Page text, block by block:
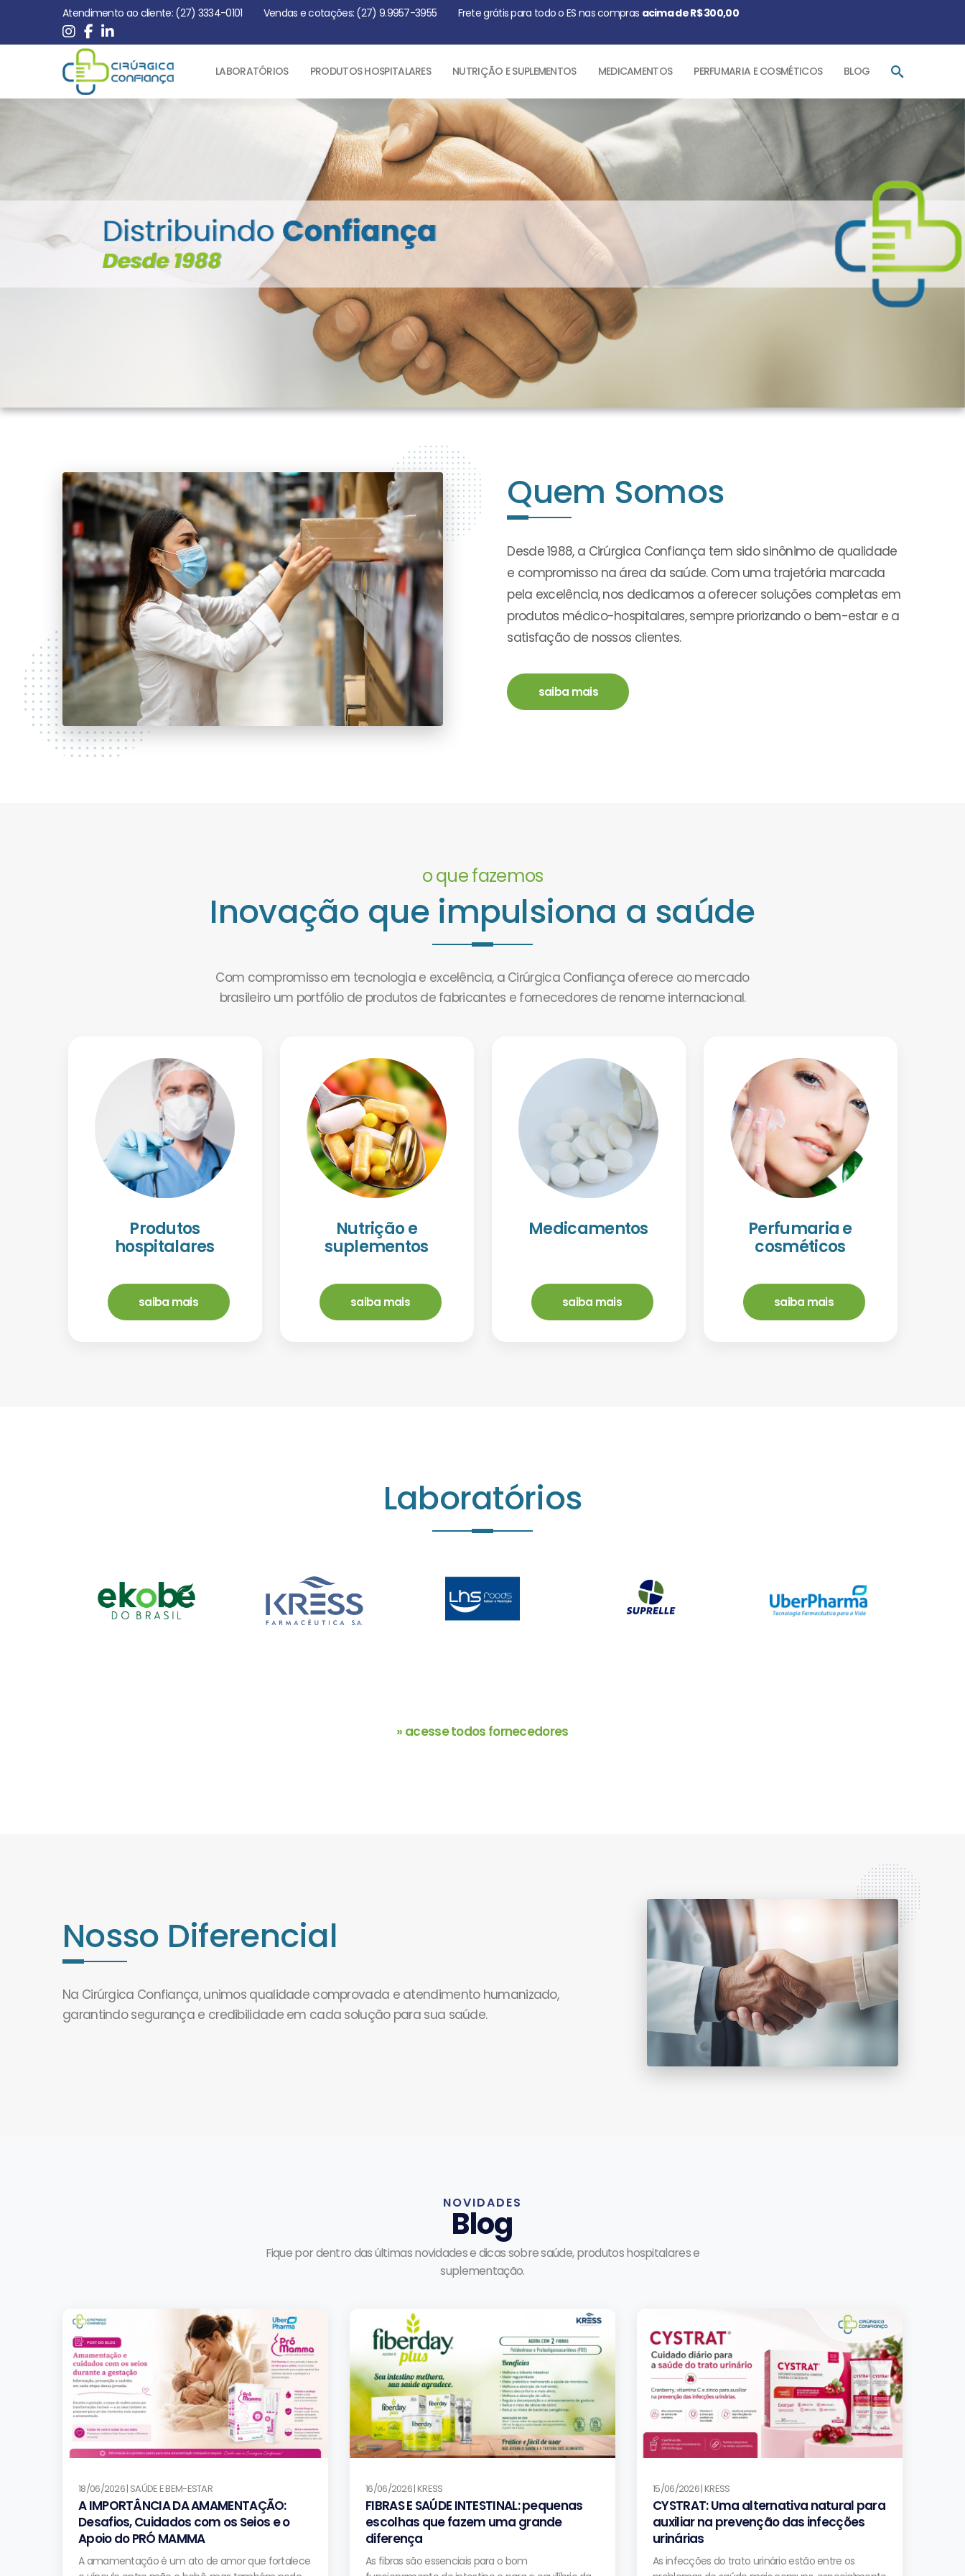
Atendimento ao cliente: (27) 3334-0101 Vendas e cotações: (27) 9.9957-3955 Frete grátis para todo o ES nas compras acima de R$ 300,00
LABORATÓRIOS PRODUTOS HOSPITALARES NUTRIÇÃO E SUPLEMENTOS MEDICAMENTOS PERFUMARIA E COSMÉTICOS BLOG
Quem Somos
Desde 1988, a Cirúrgica Confiança tem sido sinônimo de qualidade
e compromisso na área da saúde. Com uma trajetória marcada
pela excelência, nos dedicamos a oferecer soluções completas em
produtos médico-hospitalares, sempre priorizando o bem-estar e a
satisfação de nossos clientes.
saiba mais
o que fazemos
Inovação que impulsiona a saúde
Com compromisso em tecnologia e excelência, a Cirúrgica Confiança oferece ao mercado
brasileiro um portfólio de produtos de fabricantes e fornecedores de renome internacional.
Produtos
hospitalares
saiba mais
Nutrição e
suplementos
saiba mais
Medicamentos
saiba mais
Perfumaria e
cosméticos
saiba mais
Laboratórios
» acesse todos fornecedores
Nosso Diferencial
Na Cirúrgica Confiança, unimos qualidade comprovada e atendimento humanizado,
garantindo segurança e credibilidade em cada solução para sua saúde.
NOVIDADES
Blog
Fique por dentro das últimas novidades e dicas sobre saúde, produtos hospitalares e
suplementação.
18/06/2026 | SAÚDE E BEM-ESTAR
A IMPORTÂNCIA DA AMAMENTAÇÃO:
Desafios, Cuidados com os Seios e o
Apoio do PRÓ MAMMA
A amamentação é um ato de amor que fortalece
16/06/2026 | KRESS
FIBRAS E SAÚDE INTESTINAL: pequenas
escolhas que fazem uma grande
diferença
As fibras são essenciais para o bom
15/06/2026 | KRESS
CYSTRAT: Uma alternativa natural para
auxiliar na prevenção das infecções
urinárias
As infecções do trato urinário estão entre os